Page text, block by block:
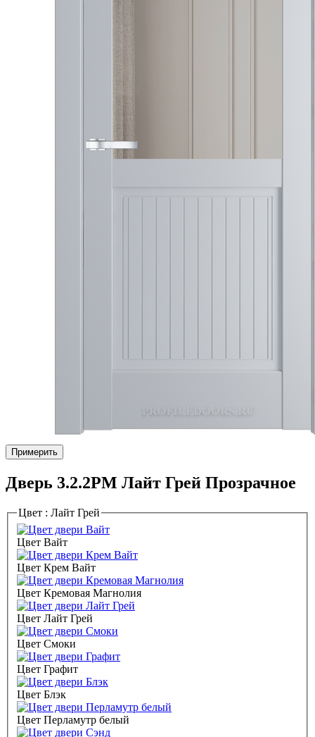
Примерить
Дверь 3.2.2PM Лайт Грей Прозрачное
Цвет : Лайт Грей
Цвет Вайт
Цвет Крем Вайт
Цвет Кремовая Магнолия
Цвет Лайт Грей
Цвет Смоки
Цвет Графит
Цвет Блэк
Цвет Перламутр белый